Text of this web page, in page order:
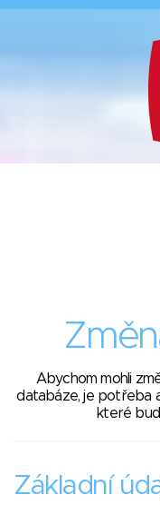
Abychom mohli
databáze, je potřeba
které
Základní